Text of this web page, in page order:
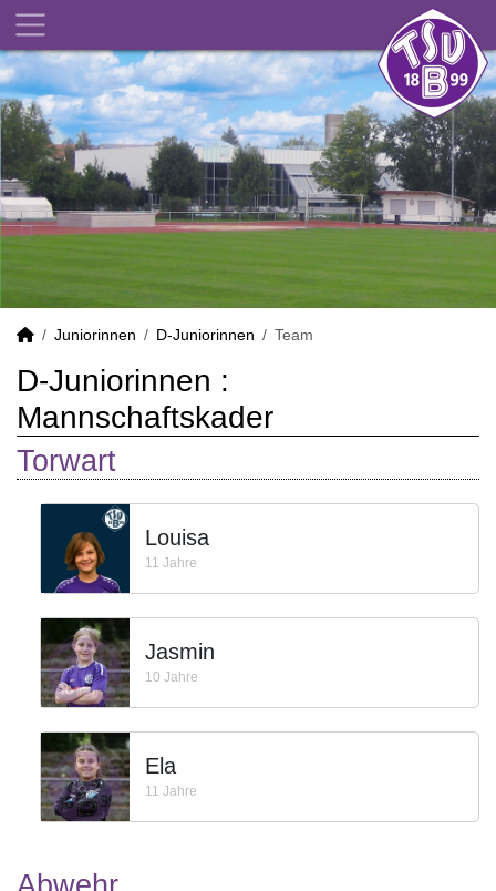
Juniorinnen D-Juniorinnen Team
D-Juniorinnen :
Mannschaftskader
Torwart
Louisa
11 Jahre
Jasmin
10 Jahre
Ela
11 Jahre